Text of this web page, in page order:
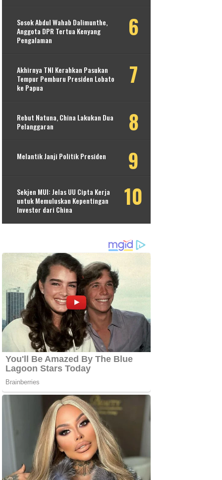
Sosok Abdul Wahab Dalimunthe,
Anggota DPR Tertua Kenyang
Pengalaman
Akhirnya TNI Kerahkan Pasukan
Tempur Pemburu Presiden Lobato
ke Papua
Rebut Natuna, China Lakukan Dua
Pelanggaran
Melantik Janji Politik Presiden
Sekjen MUI: Jelas UU Cipta Kerja
untuk Memuluskan Kepentingan
Investor dari China